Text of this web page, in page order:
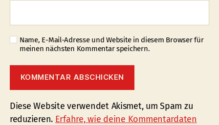
Name, E-Mail-Adresse und Website in diesem Browser für
meinen nächsten Kommentar speichern.
Diese Website verwendet Akismet, um Spam zu
reduzieren. Erfahre, wie deine Kommentardaten